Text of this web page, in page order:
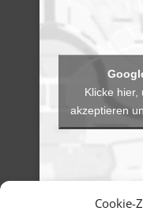
Cookie-
Klicke hier,
akzeptieren